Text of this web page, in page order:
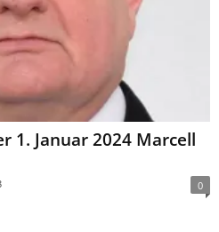
1. Januar 2024 Marcell
0